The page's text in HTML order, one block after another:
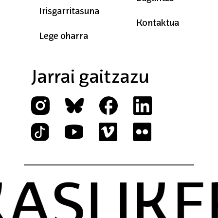
Irisgarritasuna
Lege oharra
Kontaktua
Jarrai gaitzazu